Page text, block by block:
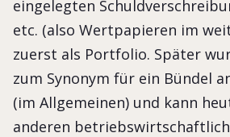
eingelegten
etc. (also Wertpapieren im
zuerst als Portfolio. Später
zum Synonym für ein Bündel
(im Allgemeinen) und kann
anderen